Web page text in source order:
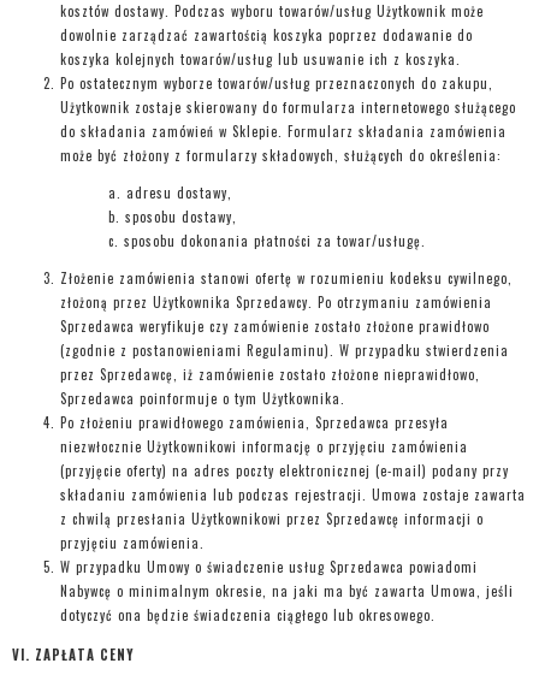
kosztów dostawy. Podczas wyboru towarów/usług Użytkownik może
dowolnie zarządzać zawartością koszyka poprzez dodawanie do
koszyka kolejnych towarów/usług lub usuwanie ich z koszyka.
Po ostatecznym wyborze towarów/usług przeznaczonych do zakupu,
Użytkownik zostaje skierowany do formularza internetowego służącego
do składania zamówień w Sklepie. Formularz składania zamówienia
może być złożony z formularzy składowych, służących do określenia:
adresu dostawy,
sposobu dostawy,
sposobu dokonania płatności za towar/usługę.
Złożenie zamówienia stanowi ofertę w rozumieniu kodeksu cywilnego,
złożoną przez Użytkownika Sprzedawcy. Po otrzymaniu zamówienia
Sprzedawca weryfikuje czy zamówienie zostało złożone prawidłowo
(zgodnie z postanowieniami Regulaminu). W przypadku stwierdzenia
przez Sprzedawcę, iż zamówienie zostało złożone nieprawidłowo,
Sprzedawca poinformuje o tym Użytkownika.
Po złożeniu prawidłowego zamówienia, Sprzedawca przesyła
niezwłocznie Użytkownikowi informację o przyjęciu zamówienia
(przyjęcie oferty) na adres poczty elektronicznej (e-mail) podany przy
składaniu zamówienia lub podczas rejestracji. Umowa zostaje zawarta
z chwilą przesłania Użytkownikowi przez Sprzedawcę informacji o
przyjęciu zamówienia.
W przypadku Umowy o świadczenie usług Sprzedawca powiadomi
Nabywcę o minimalnym okresie, na jaki ma być zawarta Umowa, jeśli
dotyczyć ona będzie świadczenia ciągłego lub okresowego.
VI. ZAPŁATA CENY